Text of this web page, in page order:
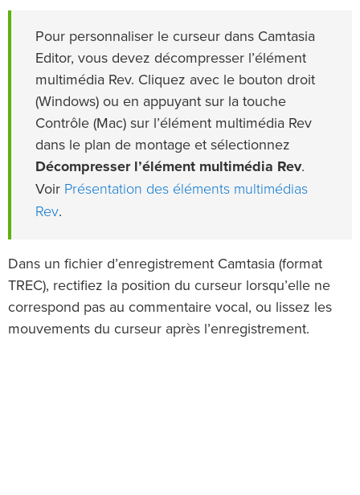
Pour personnaliser le curseur dans Camtasia
Editor, vous devez décompresser l’élément
multimédia Rev. Cliquez avec le bouton droit
(Windows) ou en appuyant sur la touche
Contrôle (Mac) sur l’élément multimédia Rev
dans le plan de montage et sélectionnez
Décompresser l’élément multimédia Rev.
Voir Présentation des éléments multimédias
Rev.
Dans un fichier d’enregistrement Camtasia (format
TREC), rectifiez la position du curseur lorsqu’elle ne
correspond pas au commentaire vocal, ou lissez les
mouvements du curseur après l’enregistrement.